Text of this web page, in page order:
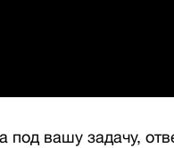
вашу задачу,